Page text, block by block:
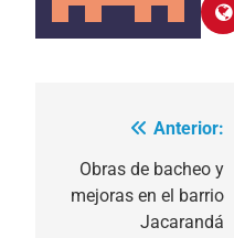
Navegación
de
entradas
Anterior:
Obras de bacheo y
mejoras en el barrio
Jacarandá